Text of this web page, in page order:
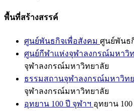
พื้นที่สร้างสรรค์
ศูนย์พันธกิจเพื่อสังคม ศูนย์พันธ
ศูนย์กีฬาแห่งจุฬาลงกรณ์มหาวิ
จุฬาลงกรณ์มหาวิทยาลัย
ธรรมสถานจุฬาลงกรณ์มหาวิท
จุฬาลงกรณ์มหาวิทยาลัย
อุทยาน 100 ปี จุฬาฯ อุทยาน